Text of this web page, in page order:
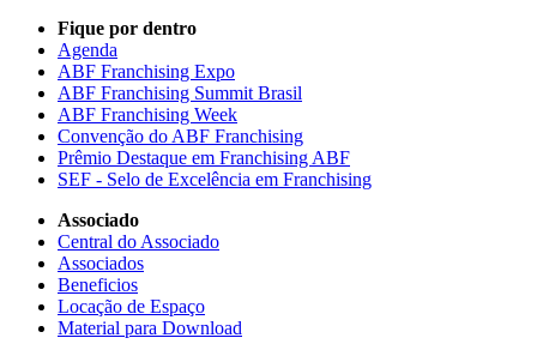
Fique por dentro
Agenda
ABF Franchising Expo
ABF Franchising Summit Brasil
ABF Franchising Week
Convenção do ABF Franchising
Prêmio Destaque em Franchising ABF
SEF - Selo de Excelência em Franchising
Associado
Central do Associado
Associados
Beneficios
Locação de Espaço
Material para Download